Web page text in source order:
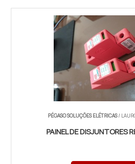
PÉGASO SOLUÇÕES ELÉTRICAS/
PAINEL DE DISJUNTORES